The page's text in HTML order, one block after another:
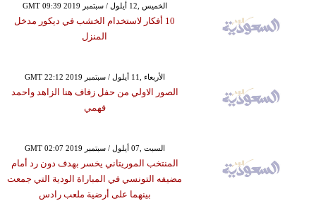
GMT 09:39 2019 الخميس ,12 أيلول / سبتمبر
10 أفكار لاستخدام الخشب في ديكور مدخل
المنزل
GMT 22:12 2019 الأربعاء ,11 أيلول / سبتمبر
الصور الاولي من حفل زفاف هنا الزاهد واحمد
فهمي
GMT 02:07 2019 السبت ,07 أيلول / سبتمبر
المنتخب الموريتاني يخسر بهدف دون رد أمام
مضيفه التونسي في المباراة الودية التي جمعت
بينهما على أرضية ملعب رادس